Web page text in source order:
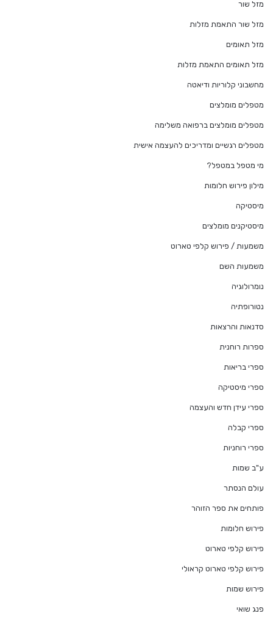
מזל שור
מזל שור התאמת מזלות
מזל תאומים
מזל תאומים התאמת מזלות
מחשבוני קלוריות ודיאטה
מטפלים מומלצים
מטפלים מומלצים ברפואה משלימה
מטפלים רגשיים ומדריכים להעצמה אישית
מי מטפל במטפל?
מילון פירוש חלומות
מיסטיקה
מיסטיקנים מומלצים
משמעות / פירוש קלפי טארוט
משמעות השם
נומרולוגיה
נטורופתיה
סדנאות והרצאות
ספרות רוחנית
ספרי בריאות
ספרי מיסטיקה
ספרי עידן חדש והעצמה
ספרי קבלה
ספרי רוחניות
ע"ב שמות
עולם הנסתר
פותחים את ספר הזוהר
פירוש חלומות
פירוש קלפי טארוט
פירוש קלפי טארוט קראולי
פירוש שמות
פנג שואי